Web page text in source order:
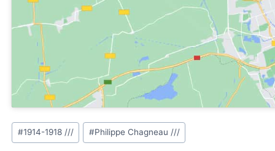
Étiquettes
de
#1914-1918 /// #Philippe Chagneau ///